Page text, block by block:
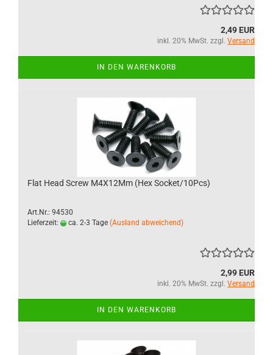
2,49 EUR
inkl. 20% MwSt. zzgl. Versand
IN DEN WARENKORB
Flat Head Screw M4X12Mm (Hex Socket/10Pcs)
Art.Nr.: 94530
Lieferzeit:
ca. 2-3 Tage (Ausland abweichend)
2,99 EUR
inkl. 20% MwSt. zzgl. Versand
IN DEN WARENKORB